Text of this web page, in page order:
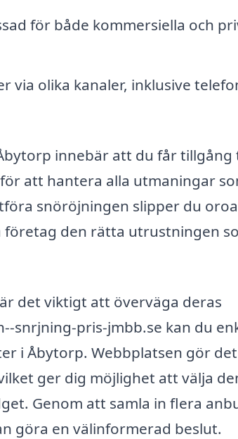
för både kommersiella och
olika kanaler, inklusive
innebär att du får tillgång
att hantera alla utmaningar
snöröjningen slipper du
företag den rätta utrustningen
det viktigt att överväga deras
snrjning-pris-jmbb.se kan du
i Åbytorp. Webbplatsen gör det
ger dig möjlighet att välja
Genom att samla in flera
göra en välinformerad beslut.